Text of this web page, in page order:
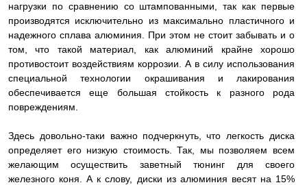
нагрузки по сравнению со штампованными, так как первые
производятся исключительно из максимально пластичного и
надежного сплава алюминия. При этом не стоит забывать и о
том, что такой материал, как алюминий крайне хорошо
противостоит воздействиям коррозии. А в силу использования
специальной технологии окрашивания и лакирования
обеспечивается еще большая стойкость к разного рода
повреждениям.
Здесь довольно-таки важно подчеркнуть, что легкость диска
определяет его низкую стоимость. Так, мы позволяем всем
желающим осуществить заветный тюнинг для своего
железного коня. А к слову, диски из алюминия весят на 15%